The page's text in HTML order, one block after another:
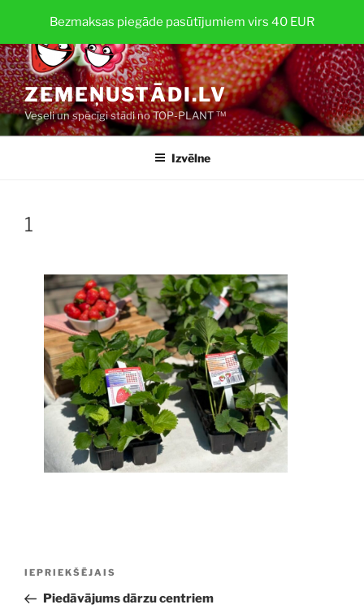
Bezmaksas piegāde pasūtījumiem virs 40 EUR
saturu
ZEMEŅUSTĀDI.LV
Veseli un spēcīgi stādi no TOP-PLANT ™
Izvēlne
1
Iepriekšējā
ziņa:
IEPRIEKŠĒJAIS
Piedāvājums dārzu centriem